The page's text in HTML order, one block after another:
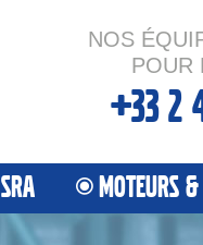
NOS
POUR
+33 2
SRA MOTEURS